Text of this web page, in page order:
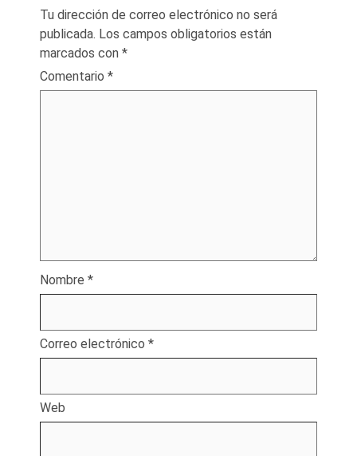
Tu dirección de correo electrónico no será
publicada. Los campos obligatorios están
marcados con *
Comentario *
Nombre *
Correo electrónico *
Web